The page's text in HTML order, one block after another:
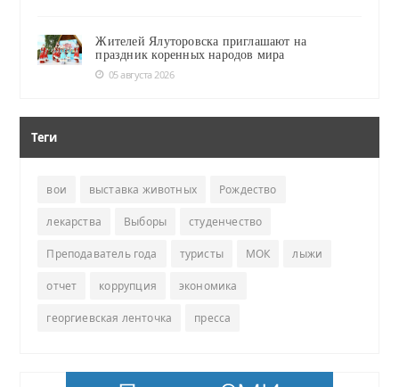
Жителей Ялуторовска приглашают на
праздник коренных народов мира
05 августа 2026
Теги
вои выставка животных Рождество
лекарства Выборы студенчество
Преподаватель года туристы МОК лыжи
отчет коррупция экономика
георгиевская ленточка пресса